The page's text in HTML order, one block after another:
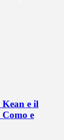
e il
Como e